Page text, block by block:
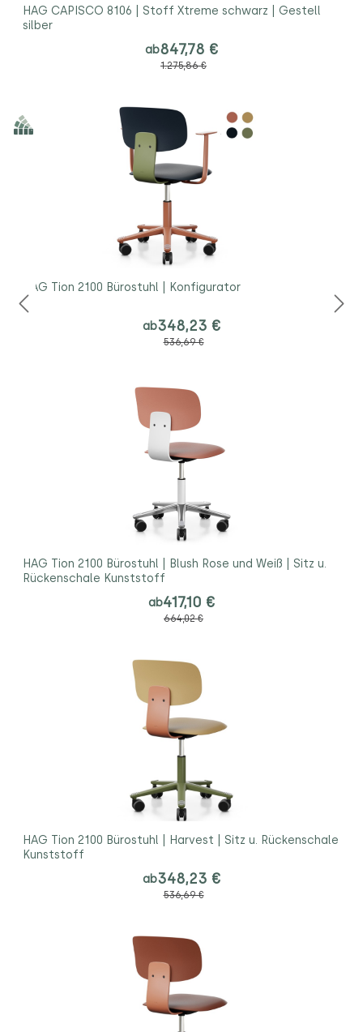
HAG CAPISCO 8106 | Stoff Xtreme schwarz | Gestell
silber
ab847,78 €
1.275,86 €
HAG Tion 2100 Bürostuhl | Konfigurator
ab348,23 €
536,69 €
HAG Tion 2100 Bürostuhl | Blush Rose und Weiß | Sitz u.
Rückenschale Kunststoff
ab417,10 €
664,02 €
HAG Tion 2100 Bürostuhl | Harvest | Sitz u. Rückenschale
Kunststoff
ab348,23 €
536,69 €